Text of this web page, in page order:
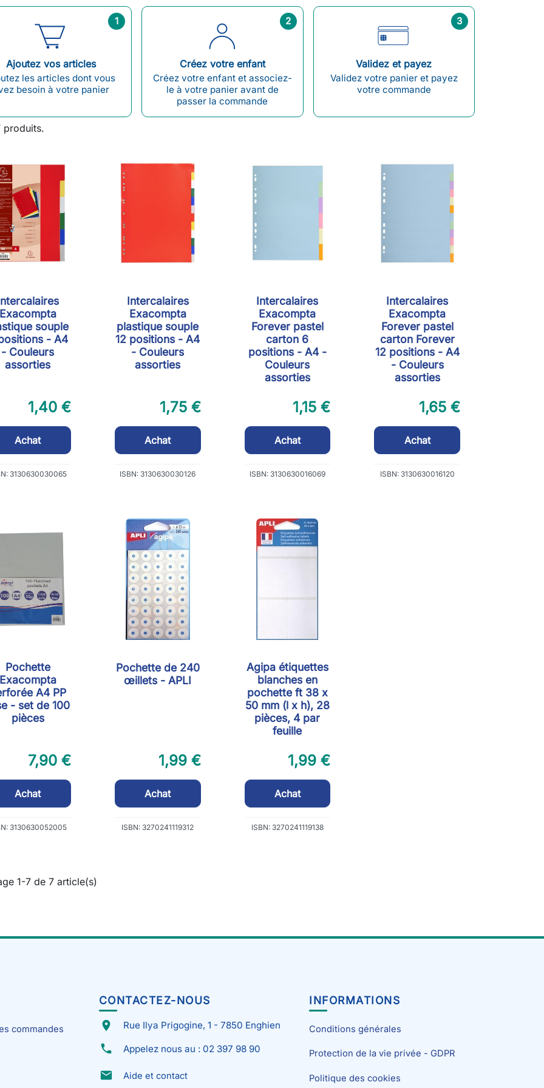
1
Ajoutez vos articles
les articles dont vous
besoin à votre panier
2
Créez votre enfant
Créez votre enfant et associez-
le à votre panier avant de
passer la commande
3
Validez et payez
Validez votre panier et payez
votre commande
produits.
Exacompta
souple
- A4
- Couleurs
assorties
1,40 €
Achat
3130630030065
Intercalaires
Exacompta
plastique souple
12 positions - A4
- Couleurs
assorties
1,75 €
Achat
ISBN: 3130630030126
Intercalaires
Exacompta
Forever pastel
carton 6
positions - A4 -
Couleurs
assorties
1,15 €
Achat
ISBN: 3130630016069
Intercalaires
Exacompta
Forever pastel
carton Forever
12 positions - A4
- Couleurs
assorties
1,65 €
Achat
ISBN: 3130630016120
Pochette
Exacompta
A4 PP
- set de 100
pièces
7,90 €
Achat
3130630052005
Pochette de 240
œillets - APLI
1,99 €
Achat
ISBN: 3270241119312
Agipa étiquettes
blanches en
pochette ft 38 x
50 mm (l x h), 28
pièces, 4 par
feuille
1,99 €
Achat
ISBN: 3270241119138
1-7 de 7 article(s)
commandes
CONTACTEZ-NOUS
place Rue Ilya Prigogine, 1 - 7850 Enghien
phone Appelez nous au : 02 397 98 90
email Aide et contact
INFORMATIONS
Conditions générales
Protection de la vie privée - GDPR
Politique des cookies